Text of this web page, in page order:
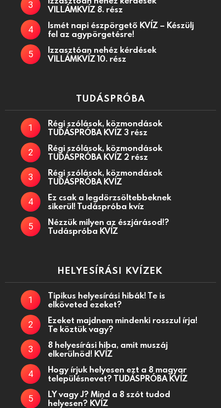
VILLÁMKVÍZ 8. rész
Ismét napi észpörgető KVÍZ – Készülj
fel az agypörgetésre!
Izzasztóan nehéz kérdések
VILLÁMKVÍZ 10. rész
TUDÁSPRÓBA
Régi szólások, közmondások
TUDÁSPRÓBA KVÍZ 3 rész
Régi szólások, közmondások
TUDÁSPRÓBA KVÍZ 2 rész
Régi szólások, közmondások
TUDÁSPRÓBA KVÍZ
Ez csak a legdörzsöltebbeknek
sikerül! Tudáspróba kvíz
Nézzük milyen az észjárásod!?
Tudáspróba KVÍZ
HELYESÍRÁSI KVÍZEK
Tipikus helyesírási hibák! Te is
elköveted ezeket?
Ezeket majdnem mindenki rosszul írja!
Te köztük vagy?
8 helyesírási hiba, amit muszáj
elkerülnöd! KVÍZ
Hogy írjuk helyesen ezt a 8 magyar
településnevet? TUDÁSPRÓBA KVÍZ
LY vagy J? Mind a 8 szót tudod
helyesen? KVÍZ